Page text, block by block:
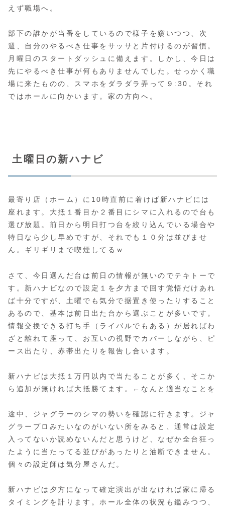
えず職場へ。
部下の誰かが当番をしているので様子を窺いつつ、次
週、自分のやるべき仕事をサッサと片付けるのが習慣。
月曜日のスタートダッシュに備えます。しかし、今日は
先にやるべき仕事が何もありませんでした。せっかく職
場に来たものの、スマホをダラダラ弄って９:30。それ
ではホールに向かいます。家の方向へ。
土曜日の新ハナビ
最寄り店（ホーム）に10時直前に着けば新ハナビには
座れます。大抵１番目か２番目にシマに入れるので台も
選び放題。前日から明日打つ台を絞り込んでいる場合や
特日なら少し早めですが、それでも１０分は並びませ
ん。ギリギリまで喫煙してるｗ
さて、今日選んだ台は前日の情報が無いのでテキトーで
す。新ハナビなので設定１を夕方まで回す覚悟だけあれ
ば十分ですが、土曜でも気分で据置き使ったりすること
あるので、基本は前日出た台から選ぶことが多いです。
情報交換できる打ち手（ライバルでもある）が居ればわ
ざと離れて座って、お互いの視野でカバーしながら、ピ
ース出たり、赤帯出たりを報告し合います。
新ハナビは大抵１万円以内で当たることが多く、そこか
ら追加が無ければ大抵勝てます。←なんと適当なことを
途中、ジャグラーのシマの勢いを確認に行きます。ジャ
グラープロみたいなのがいない所をみると、通常は設定
入ってないか読めないんだと思うけど、なぜか全台狂っ
たように当たってる並びがあったりと油断できません。
個々の設定師は気分屋さんだ。
新ハナビは夕方になって確定演出が出なければ家に帰る
タイミングを計ります。ホール全体の状況も鑑みつつ、